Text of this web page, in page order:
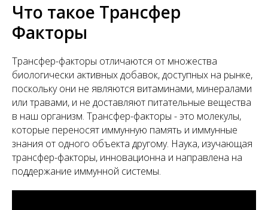
Что такое Трансфер
Факторы
Трансфер-факторы отличаются от множества
биологически активных добавок, доступных на рынке,
поскольку они не являются витаминами, минералами
или травами, и не доставляют питательные вещества
в наш организм. Трансфер-факторы - это молекулы,
которые переносят иммунную память и иммунные
знания от одного объекта другому. Наука, изучающая
трансфер-факторы, инновационна и направлена на
поддержание иммунной системы.